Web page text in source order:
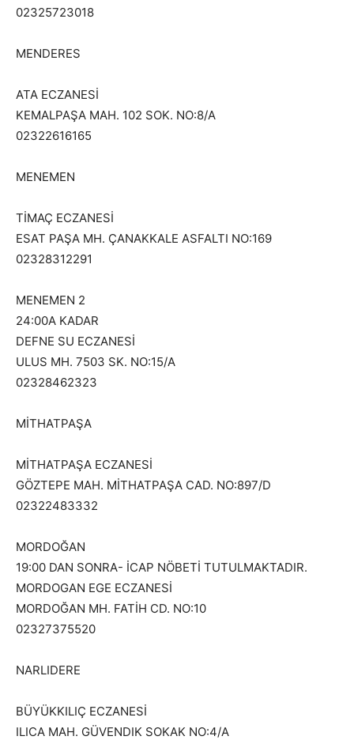
02325723018
MENDERES
ATA ECZANESİ
KEMALPAŞA MAH. 102 SOK. NO:8/A
02322616165
MENEMEN
TİMAÇ ECZANESİ
ESAT PAŞA MH. ÇANAKKALE ASFALTI NO:169
02328312291
MENEMEN 2
24:00A KADAR
DEFNE SU ECZANESİ
ULUS MH. 7503 SK. NO:15/A
02328462323
MİTHATPAŞA
MİTHATPAŞA ECZANESİ
GÖZTEPE MAH. MİTHATPAŞA CAD. NO:897/D
02322483332
MORDOĞAN
19:00 DAN SONRA- İCAP NÖBETİ TUTULMAKTADIR.
MORDOGAN EGE ECZANESİ
MORDOĞAN MH. FATİH CD. NO:10
02327375520
NARLIDERE
BÜYÜKKILIÇ ECZANESİ
ILICA MAH. GÜVENDIK SOKAK NO:4/A